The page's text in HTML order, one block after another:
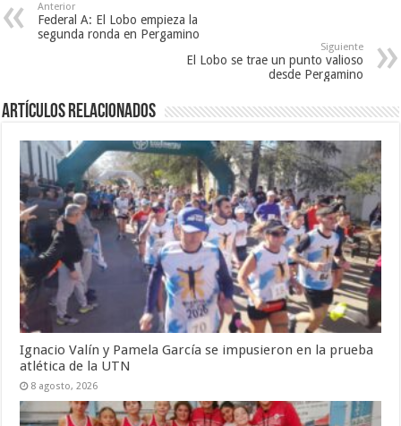
Anterior
Federal A: El Lobo empieza la
segunda ronda en Pergamino
Siguiente
El Lobo se trae un punto valioso
desde Pergamino
Artículos Relacionados
Ignacio Valín y Pamela García se impusieron en la prueba
atlética de la UTN
8 agosto, 2026